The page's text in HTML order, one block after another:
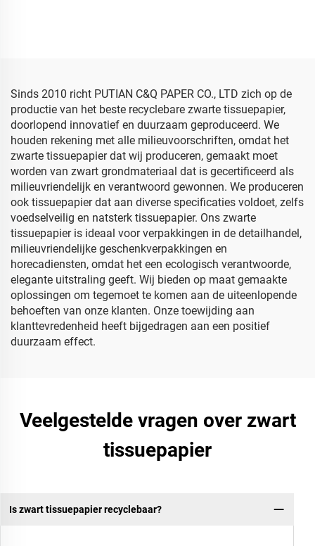
Sjabloenpapier
Sinds 2010 richt PUTIAN C&Q PAPER CO., LTD zich op de
productie van het beste recyclebare zwarte tissuepapier,
doorlopend innovatief en duurzaam geproduceerd. We
houden rekening met alle milieuvoorschriften, omdat het
zwarte tissuepapier dat wij produceren, gemaakt moet
worden van zwart grondmateriaal dat is gecertificeerd als
milieuvriendelijk en verantwoord gewonnen. We produceren
ook tissuepapier dat aan diverse specificaties voldoet, zelfs
voedselveilig en natsterk tissuepapier. Ons zwarte
tissuepapier is ideaal voor verpakkingen in de detailhandel,
milieuvriendelijke geschenkverpakkingen en
horecadiensten, omdat het een ecologisch verantwoorde,
elegante uitstraling geeft. Wij bieden op maat gemaakte
oplossingen om tegemoet te komen aan de uiteenlopende
behoeften van onze klanten. Onze toewijding aan
klanttevredenheid heeft bijgedragen aan een positief
duurzaam effect.
Veelgestelde vragen over zwart
tissuepapier
Is zwart tissuepapier recyclebaar?